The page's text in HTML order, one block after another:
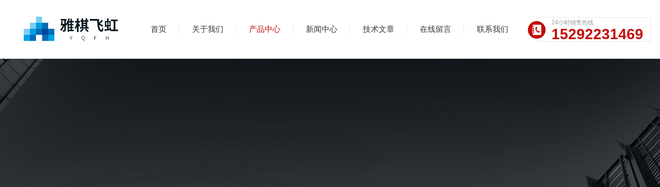
首页 关于我们 产品中心 新闻中心 技术文章 在线留言 联系我们
24小时销售热线
15292231469